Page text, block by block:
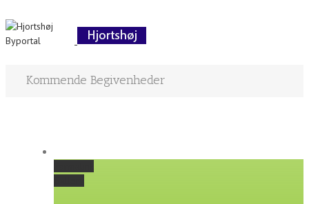
Kommende Begivenheder